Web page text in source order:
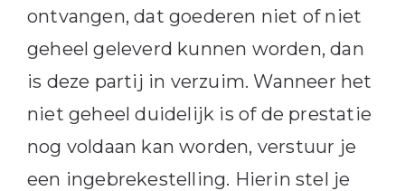
ontvangen, dat goederen niet of niet
geheel geleverd kunnen worden, dan
is deze partij in verzuim. Wanneer het
niet geheel duidelijk is of de prestatie
nog voldaan kan worden, verstuur je
een ingebrekestelling. Hierin stel je